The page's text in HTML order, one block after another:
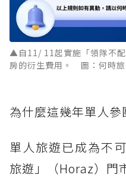
▲自11/ 11起實施「領隊不
房的衍生費用。 圖：何時旅
為什麼這幾年單人參
單人旅遊已成為不
旅遊」（Horaz）門